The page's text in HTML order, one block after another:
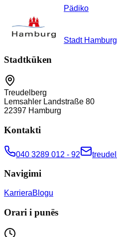
Pädiko
Stadt Hamburg
Stadtküken
Treudelberg
Lemsahler Landstraße 80
22397 Hamburg
Kontakti
040 3289 012 - 92
Navigimi
KarrieraBlogu
Orari i punës